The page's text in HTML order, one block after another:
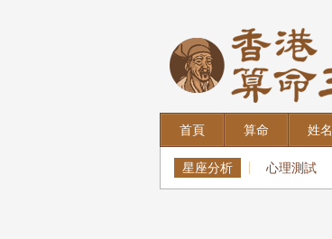
首頁 算命 姓名
星座分析 心理測試